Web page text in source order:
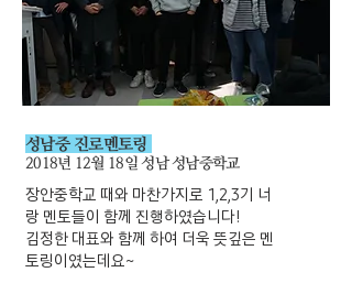
성남중 진로멘토링
2018년 12월 18일 성남 성남중학교
장안중학교 때와 마찬가지로 1,2,3기 너
랑 멘토들이 함께 진행하였습니다!
김정한 대표와 함께 하여 더욱 뜻깊은 멘
토링이였는데요~